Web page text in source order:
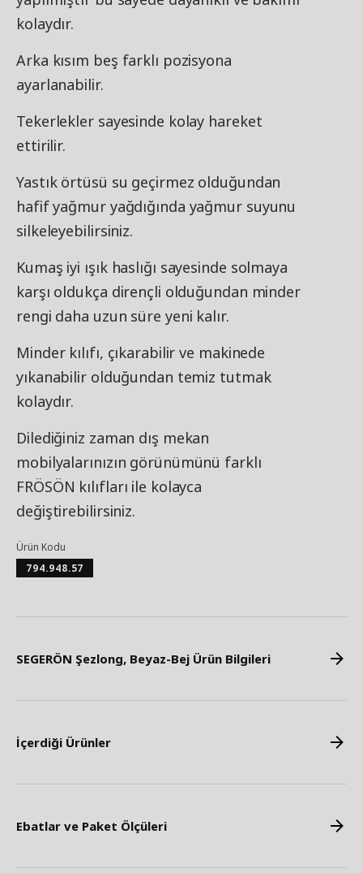
kolaydır.
Arka kısım beş farklı pozisyona
ayarlanabilir.
Tekerlekler sayesinde kolay hareket
ettirilir.
Yastık örtüsü su geçirmez olduğundan
hafif yağmur yağdığında yağmur suyunu
silkeleyebilirsiniz.
Kumaş iyi ışık haslığı sayesinde solmaya
karşı oldukça dirençli olduğundan minder
rengi daha uzun süre yeni kalır.
Minder kılıfı, çıkarabilir ve makinede
yıkanabilir olduğundan temiz tutmak
kolaydır.
Dilediğiniz zaman dış mekan
mobilyalarınızın görünümünü farklı
FRÖSÖN kılıfları ile kolayca
değiştirebilirsiniz.
Ürün Kodu
794.948.57
SEGERÖN Şezlong, Beyaz-Bej Ürün Bilgileri
İçerdiği Ürünler
Ebatlar ve Paket Ölçüleri